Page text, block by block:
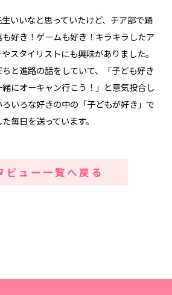
いいなと思っていたけど、チア部で踊
好き！ゲームも好き！キラキラしたア
スタイリストにも興味がありました。
と進路の話をしていて、「子ども好き
にオーキャン行こう！」と意気投合し
いろな好きの中の「子どもが好き」で
毎日を送っています。
ビュー一覧へ戻る